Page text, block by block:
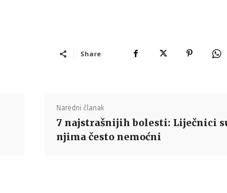
Share
Naredni članak
7 najstrašnijih bolesti: Liječnici
njima često nemoćni